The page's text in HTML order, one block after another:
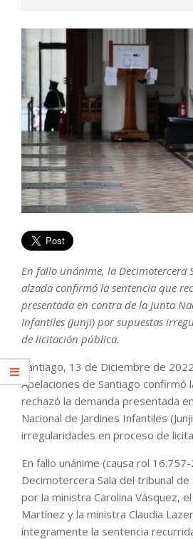
En fallo unánime, la Decimotercera
alzada confirmó la sentencia que
presentada en contra de la Junta
Infantiles (Junji) por supuestas
de licitación pública.
Santiago, 13 de Diciembre de
Apelaciones de Santiago confirmó
rechazó la demanda presentada
Nacional de Jardines Infantiles
irregularidades en proceso de
En fallo unánime (causa rol
Decimotercera Sala del tribunal
por la ministra Carolina Vásquez,
Martínez y la ministra Claudia
íntegramente la sentencia